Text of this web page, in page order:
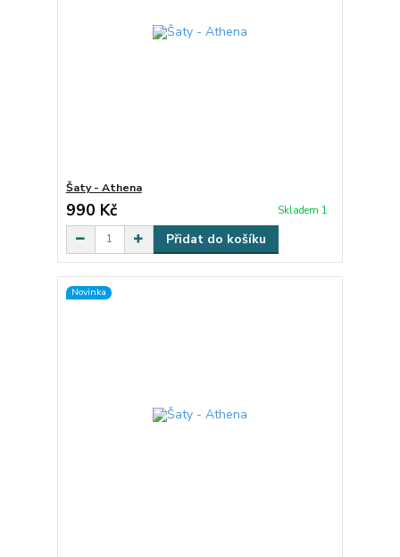
Šaty - Athena
990 Kč Skladem 1
Přidat do košíku
Novinka